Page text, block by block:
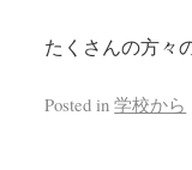
たくさんの方々
Posted in 学校から